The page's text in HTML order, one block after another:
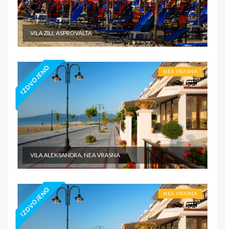
VILA ZILI, ASPROVALTA
IZDVOJENO NEA VRASNA
VILA ALEKSANDRA, NEA VRASNA
IZDVOJENO NEA VRASNA